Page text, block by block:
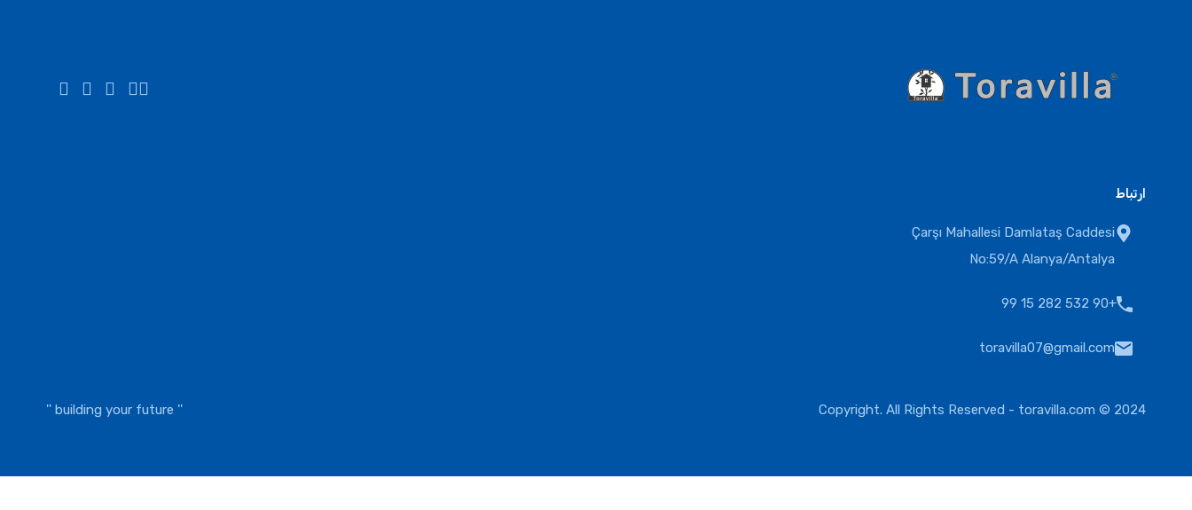
ارتباط
Çarşı Mahallesi Damlataş Caddesi
No:59/A Alanya/Antalya
+90 532 282 15 99
toravilla07@gmail.com
2024 © Copyright. All Rights Reserved -
toravilla.com
'' building your future ''